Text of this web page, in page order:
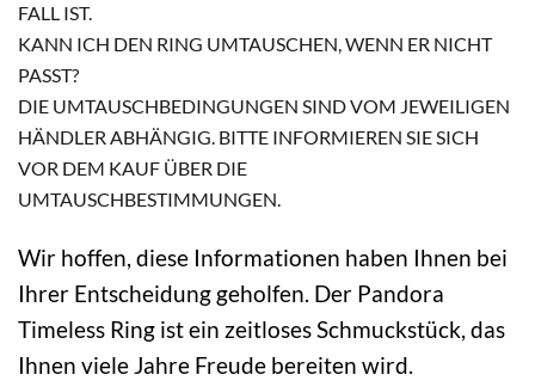
FALL IST.
KANN ICH DEN RING UMTAUSCHEN, WENN ER NICHT
PASST?
DIE UMTAUSCHBEDINGUNGEN SIND VOM JEWEILIGEN
HÄNDLER ABHÄNGIG. BITTE INFORMIEREN SIE SICH
VOR DEM KAUF ÜBER DIE
UMTAUSCHBESTIMMUNGEN.
Wir hoffen, diese Informationen haben Ihnen bei
Ihrer Entscheidung geholfen. Der Pandora
Timeless Ring ist ein zeitloses Schmuckstück, das
Ihnen viele Jahre Freude bereiten wird.